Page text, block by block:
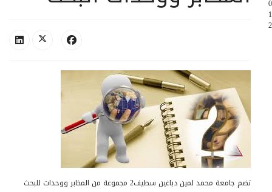
0
1
2
تضم جامعة محمد لمين دباغين سطيف2 مجموعة من المخابر ووحدات للبحث